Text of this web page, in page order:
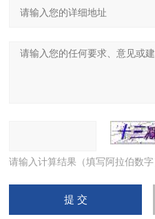
请输入计算结果（填写阿拉伯数